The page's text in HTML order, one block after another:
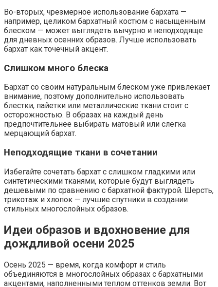
Во-вторых, чрезмерное использование бархата —
например, целиком бархатный костюм с насыщенным
блеском — может выглядеть вычурно и неподходяще
для дневных осенних образов. Лучше использовать
бархат как точечный акцент.
Слишком много блеска
Бархат со своим натуральным блеском уже привлекает
внимание, поэтому дополнительно использовать
блестки, пайетки или металлические ткани стоит с
осторожностью. В образах на каждый день
предпочтительнее выбирать матовый или слегка
мерцающий бархат.
Неподходящие ткани в сочетании
Избегайте сочетать бархат с слишком гладкими или
синтетическими тканями, которые будут выглядеть
дешевыми по сравнению с бархатной фактурой. Шерсть,
трикотаж и хлопок — лучшие спутники в создании
стильных многослойных образов.
Идеи образов и вдохновение для
дождливой осени 2025
Осень 2025 — время, когда комфорт и стиль
объединяются в многослойных образах с бархатными
акцентами, наполненными теплом оттенков земли. Вот